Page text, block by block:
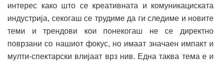
интерес како што се креативната и комуникациската
индустрија, секогаш се трудиме да ги следиме и новите
теми и трендови кои понекогаш не се директно
поврзани со нашиот фокус, но имаат значаен импакт и
мулти-спектарски влијаат врз нив. Една таква тема е и